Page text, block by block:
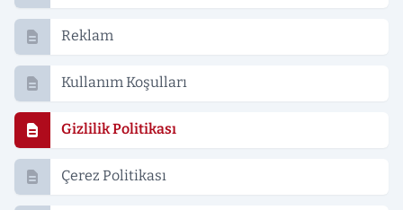
Reklam
Kullanım Koşulları
Gizlilik Politikası
Çerez Politikası